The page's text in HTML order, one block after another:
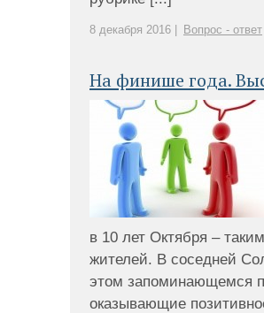
8 декабря 2016 | Вопрос - ответ
На финише года.
в 10 лет Октября –
жителей. В соседней
этом запоминающемся
оказывающие